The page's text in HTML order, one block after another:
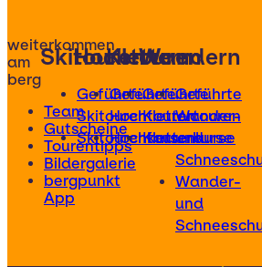
weiterkommen
am
berg
Team
Gutscheine
Tourentipps
Bildergalerie
bergpunkt
App
Skitouren
Geführte
Skitouren
Skitourenkurse
Hochtouren
Geführte
Hochtouren
Hochtourenkurse
Klettern
Geführte
Klettertouren
Kletterkurse
Wandern
Geführte
Wander-
und
Wander-
und